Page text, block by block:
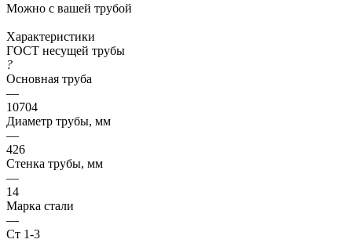
Можно с вашей трубой
Характеристики
ГОСТ несущей трубы
?
Основная труба
—
10704
Диаметр трубы, мм
—
426
Стенка трубы, мм
—
14
Марка стали
—
Ст 1-3